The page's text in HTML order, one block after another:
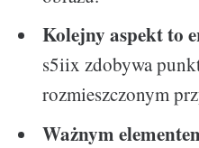
Kolejny aspekt to
s5iix zdobywa
rozmieszczonym
Ważnym